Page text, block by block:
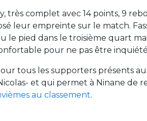
très complet avec 14 points, 9
leur empreinte sur le match.
le pied dans le troisième quart
pour ne pas être
tous les supporters présents
et qui permet à Ninane de
au classement.